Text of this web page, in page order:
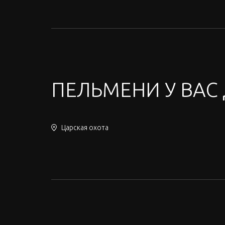
ПЕЛЬМЕНИ У
Царская охота